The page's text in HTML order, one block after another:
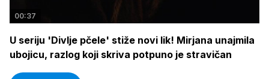
00:37
U seriju 'Divlje pčele' stiže novi lik! Mirjana unajmila
ubojicu, razlog koji skriva potpuno je stravičan